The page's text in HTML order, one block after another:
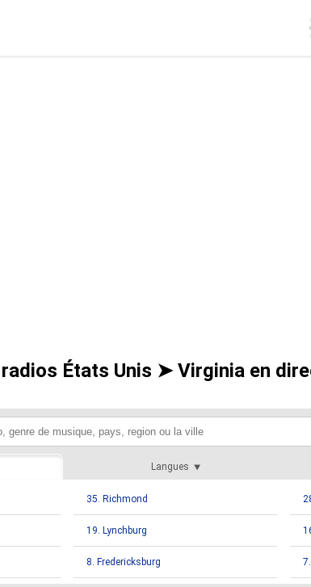
États Unis ➤ Virginia en
Langues
35. Richmond
19. Lynchburg
8. Fredericksburg